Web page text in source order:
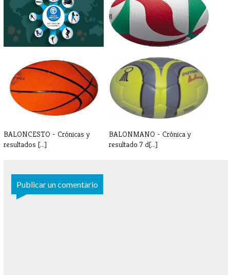
INFORMACIÓN
CORONAVIRUS -
PARAESCOL[...]
VOLEIBOL - Crónica y
resultados 7-8[...]
BALONCESTO - Crónicas y
resultados [...]
BALONMANO - Crónica y
resultado 7 d[...]
Publicar un comentario